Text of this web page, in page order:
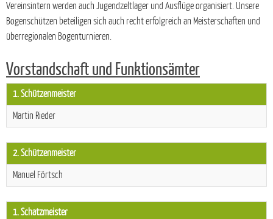
Vereinsintern werden auch Jugendzeltlager und Ausflüge organisiert. Unsere
Bogenschützen beteiligen sich auch recht erfolgreich an Meisterschaften und
überregionalen Bogenturnieren.
Vorstandschaft und Funktionsämter
1. Schützenmeister
Martin Rieder
2. Schützenmeister
Manuel Förtsch
1. Schatzmeister